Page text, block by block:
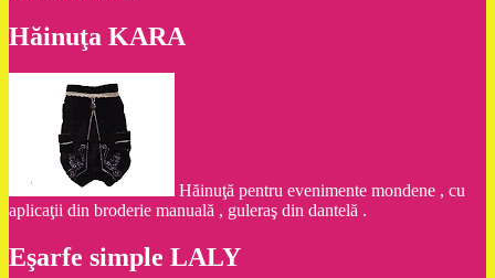
Hăinuţa KARA
Hăinuţă pentru evenimente mondene , cu
aplicaţii din broderie manuală , guleraş din dantelă .
Eşarfe simple LALY